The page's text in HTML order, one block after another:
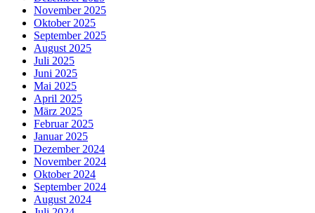
November 2025
Oktober 2025
September 2025
August 2025
Juli 2025
Juni 2025
Mai 2025
April 2025
März 2025
Februar 2025
Januar 2025
Dezember 2024
November 2024
Oktober 2024
September 2024
August 2024